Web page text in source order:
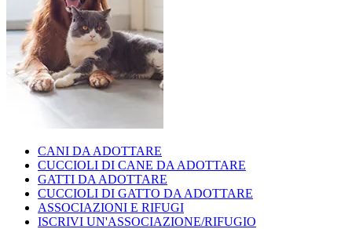
CANI DA ADOTTARE
CUCCIOLI DI CANE DA ADOTTARE
GATTI DA ADOTTARE
CUCCIOLI DI GATTO DA ADOTTARE
ASSOCIAZIONI E RIFUGI
ISCRIVI UN'ASSOCIAZIONE/RIFUGIO